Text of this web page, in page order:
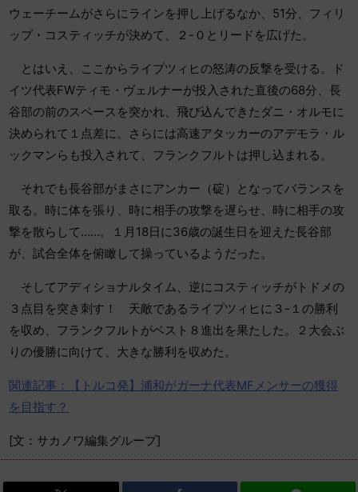
ウェーチームがさらにラインを押し上げるなか、51分、フィリ
ップ・コスティッチが決めて、２-０とリードを広げた。
とはいえ、ここからライプツィヒの怒涛の反撃を受ける。ド
イツ代表FWティモ・ヴェルナーが投入された直後の68分、長
谷部の前のスペースを突かれ、飛び込んできたダニ・オルモに
決められて１点差に。さらには高速アタッカーのアデモラ・ル
ックマンらも投入されて、フランクフルトは押し込まれる。
それでも長谷部がまさにアンカー（碇）となってバランスを
取る。時に体を張り、時に相手の攻撃を遅らせ、時に相手の攻
撃を散らして……。１月18日に36歳の誕生日を迎えた長谷部
が、試合全体を俯瞰して操っているようだった。
そしてアディショナルタイム、逆にコスティッチがトドメの
３点目を突き刺す！ 天敵であるライプツィヒに３-１の勝利
を収め、フランクフルトがベスト８進出を果たした。２大会ぶ
りの優勝に向けて、大きな勝利を収めた。
関連記事：【トルコ発】浦和がガーナ代表MFメンサーの獲得
を目指す？
[文：サカノワ編集グループ]